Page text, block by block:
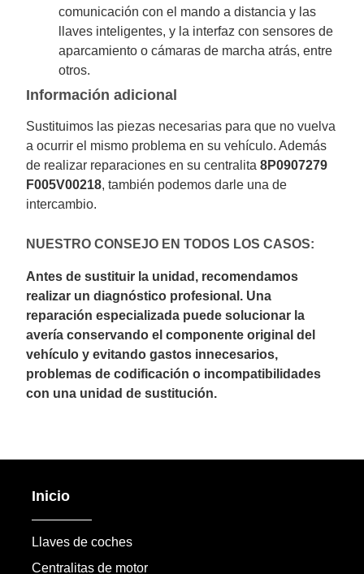
comunicación con el mando a distancia y las
llaves inteligentes, y la interfaz con sensores de
aparcamiento o cámaras de marcha atrás, entre
otros.
Información adicional
Sustituimos las piezas necesarias para que no vuelva
a ocurrir el mismo problema en su vehículo. Además
de realizar reparaciones en su centralita8P0907279
F005V00218, también podemos darle una de
intercambio.
NUESTRO CONSEJO EN TODOS LOS CASOS:
Antes de sustituir la unidad, recomendamos
realizar un diagnóstico profesional. Una
reparación especializada puede solucionar la
avería conservando el componente original del
vehículo y evitando gastos innecesarios,
problemas de codificación o incompatibilidades
con una unidad de sustitución.
Inicio
Llaves de coches
Centralitas de motor